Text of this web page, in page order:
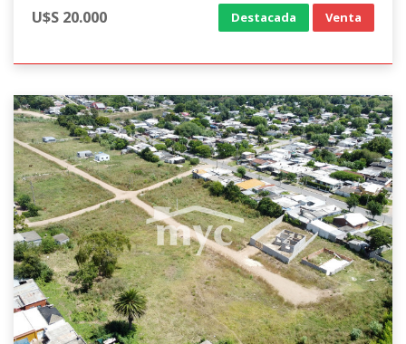
U$S 20.000 Destacada Venta